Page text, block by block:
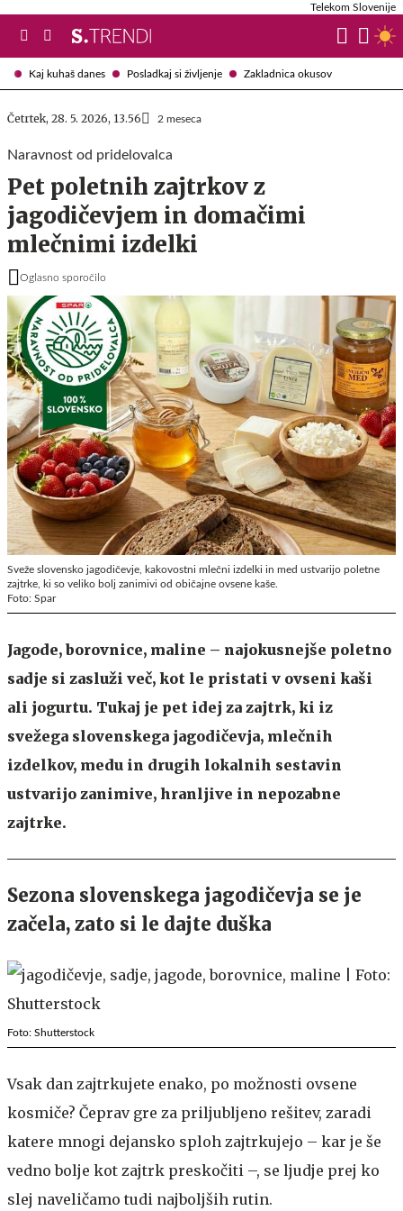
Kaj kuhaš danes Posladkaj si življenje Zakladnica okusov
Telekom Slovenije
Četrtek, 28. 5. 2026, 13.56 2 meseca
Naravnost od pridelovalca
Pet poletnih zajtrkov z
jagodičevjem in domačimi
mlečnimi izdelki
Oglasno sporočilo
Sveže slovensko jagodičevje, kakovostni mlečni izdelki in med ustvarijo poletne
zajtrke, ki so veliko bolj zanimivi od običajne ovsene kaše.
Foto: Spar
Jagode, borovnice, maline – najokusnejše poletno
sadje si zasluži več, kot le pristati v ovseni kaši
ali jogurtu. Tukaj je pet idej za zajtrk, ki iz
svežega slovenskega jagodičevja, mlečnih
izdelkov, medu in drugih lokalnih sestavin
ustvarijo zanimive, hranljive in nepozabne
zajtrke.
Sezona slovenskega jagodičevja se je
začela, zato si le dajte duška
Foto: Shutterstock
Vsak dan zajtrkujete enako, po možnosti ovsene
kosmiče? Čeprav gre za priljubljeno rešitev, zaradi
katere mnogi dejansko sploh zajtrkujejo – kar je še
vedno bolje kot zajtrk preskočiti –, se ljudje prej ko
slej naveličamo tudi najboljših rutin.